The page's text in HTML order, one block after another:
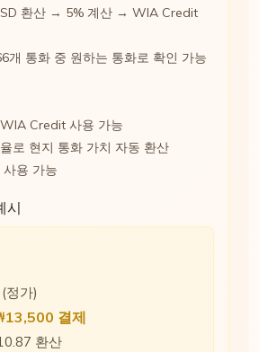
환산 → 5% 계산 → WIA Credit
개 통화 중 원하는 통화로 확인 가능
Credit 사용 가능
로 현지 통화 가치 자동 환산
용 가능
시
정가)
결제
환산